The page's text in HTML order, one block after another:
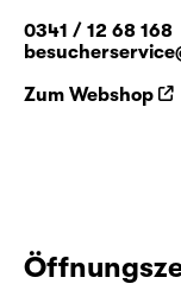
0341 / 12 68 168
Zum Webshop